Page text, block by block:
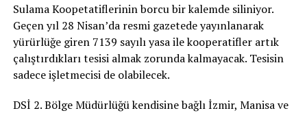
Sulama Koopetatiflerinin borcu bir kalemde siliniyor.
Geçen yıl 28 Nisan’da resmi gazetede yayınlanarak
yürürlüğe giren 7139 sayılı yasa ile kooperatifler artık
çalıştırdıkları tesisi almak zorunda kalmayacak. Tesisin
sadece işletmecisi de olabilecek.
DSİ 2. Bölge Müdürlüğü kendisine bağlı İzmir, Manisa ve